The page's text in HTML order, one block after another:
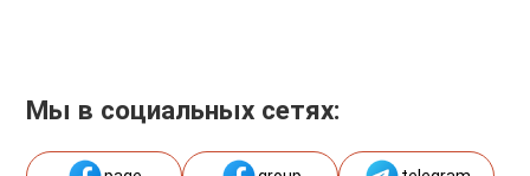
Мы в социальных сетях: